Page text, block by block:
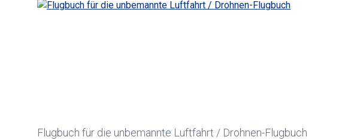
Flugbuch für die unbemannte Luftfahrt / Drohnen-Flugbuch